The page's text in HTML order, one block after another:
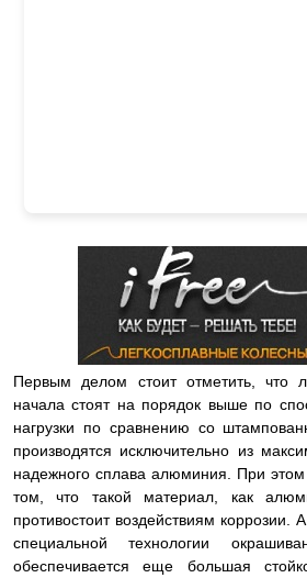
Первым делом стоит отметить, что
начала стоят на порядок выше по
нагрузки по сравнению со
производятся исключительно из
надежного сплава алюминия. При этом
том, что такой материал, как
противостоит воздействиям коррозии.
специальной технологии
обеспечивается еще большая